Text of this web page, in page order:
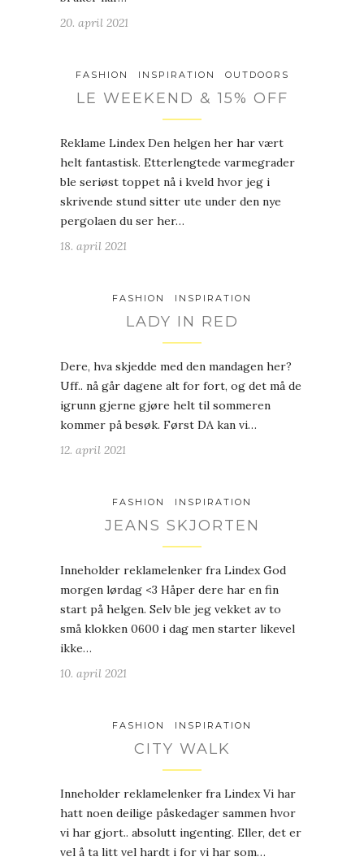
20. april 2021
FASHION INSPIRATION OUTDOORS
LE WEEKEND & 15% OFF
Reklame Lindex Den helgen her har vært
helt fantastisk. Etterlengtede varmegrader
ble seriøst toppet nå i kveld hvor jeg i
skrivende stund sitter ute under den nye
pergolaen du ser her…
18. april 2021
FASHION INSPIRATION
LADY IN RED
Dere, hva skjedde med den mandagen her?
Uff.. nå går dagene alt for fort, og det må de
igrunn gjerne gjøre helt til sommeren
kommer på besøk. Først DA kan vi…
12. april 2021
FASHION INSPIRATION
JEANS SKJORTEN
Inneholder reklamelenker fra Lindex God
morgen lørdag <3 Håper dere har en fin
start på helgen. Selv ble jeg vekket av to
små klokken 0600 i dag men starter likevel
ikke…
10. april 2021
FASHION INSPIRATION
CITY WALK
Inneholder reklamelenker fra Lindex Vi har
hatt noen deilige påskedager sammen hvor
vi har gjort.. absolutt ingenting. Eller, det er
vel å ta litt vel hardt i for vi har som…